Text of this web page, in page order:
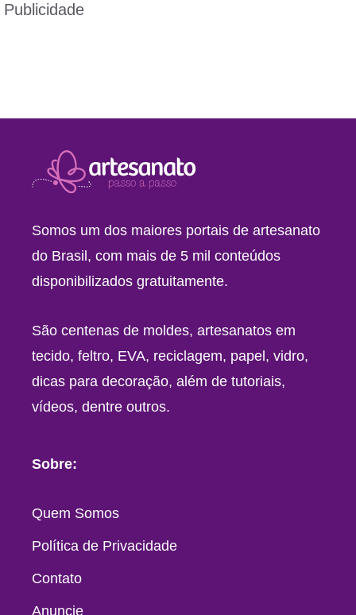
Publicidade
Somos um dos maiores portais de artesanato
do Brasil, com mais de 5 mil conteúdos
disponibilizados gratuitamente.
São centenas de moldes, artesanatos em
tecido, feltro, EVA, reciclagem, papel, vidro,
dicas para decoração, além de tutoriais,
vídeos, dentre outros.
Sobre:
Quem Somos
Política de Privacidade
Contato
Anuncie